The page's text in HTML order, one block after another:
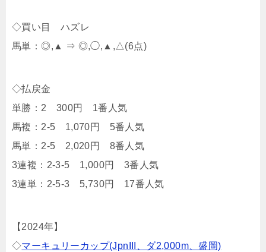
◇買い目 ハズレ
馬単：◎,▲ ⇒ ◎,◯,▲,△(6点)
◇払戻金
単勝：2 300円 1番人気
馬複：2-5 1,070円 5番人気
馬単：2-5 2,020円 8番人気
3連複：2-3-5 1,000円 3番人気
3連単：2-5-3 5,730円 17番人気
【2024年】
◇マーキュリーカップ(JpnIII、ダ2,000m、盛岡)